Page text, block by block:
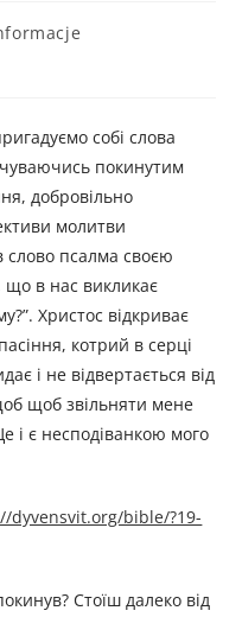
собі слова
покинутим
добровільно
молитви
слово псалма своєю
в нас викликає
Христос відкриває
котрий в серці
і не відвертається від
щоб звільняти мене
і є несподіванкою мого
dyvensvit.org/bible/?19-
Стоїш далеко від